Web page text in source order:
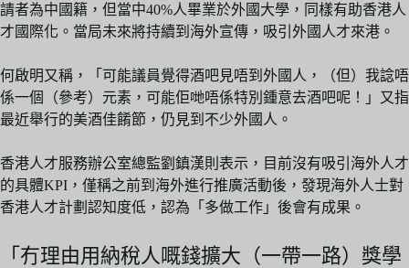
請者為中國籍，但當中40%人畢業於外國大學，同樣有助香港人
才國際化。當局未來將持續到海外宣傳，吸引外國人才來港。
何啟明又稱，「可能議員覺得酒吧見唔到外國人，（但）我諗唔
係一個（參考）元素，可能佢哋唔係特別鍾意去酒吧呢！」又指
最近舉行的美酒佳餚節，仍見到不少外國人。
香港人才服務辦公室總監劉鎮漢則表示，目前沒有吸引海外人才
的具體KPI，僅稱之前到海外進行推廣活動後，發現海外人士對
香港人才計劃認知度低，認為「多做工作」後會有成果。
「冇理由用納稅人嘅錢擴大（一帶一路）獎學